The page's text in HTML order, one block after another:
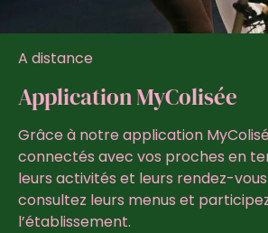
A distance
Application MyColisée
Grâce à notre application
connectés avec vos proches en
leurs activités et leurs rendez-
consultez leurs menus et
l’établissement.